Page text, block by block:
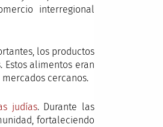
interregional
los productos
alimentos eran
cercanos.
judías. Durante las
fortaleciendo